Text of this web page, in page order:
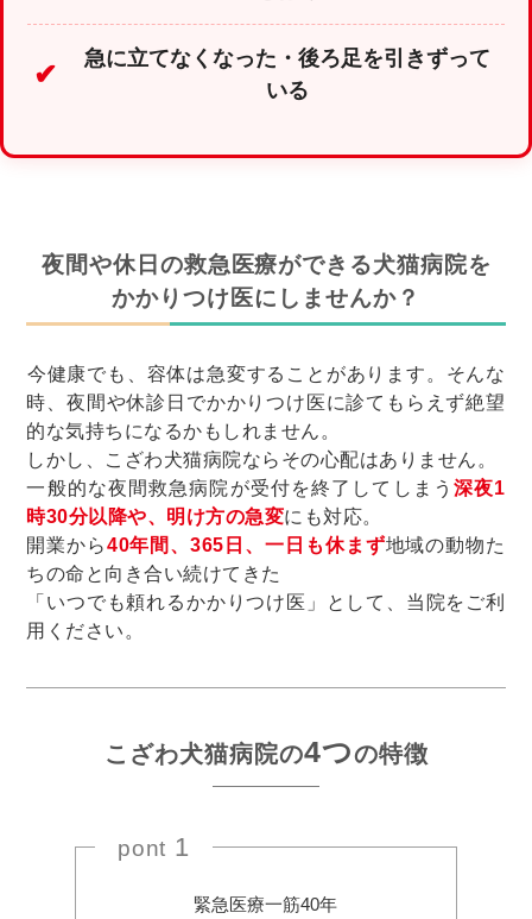
✔
急に立てなくなった・後ろ足を引きずって
いる
夜間や休日の救急医療ができる犬猫病院を
かかりつけ医にしませんか？
今健康でも、容体は急変することがあります。そんな
時、夜間や休診日でかかりつけ医に診てもらえず絶望
的な気持ちになるかもしれません。
しかし、こざわ犬猫病院ならその心配はありません。
一般的な夜間救急病院が受付を終了してしまう 深夜1
時30分以降や、明け方の急変にも対応。
開業から40年間、365日、一日も休まず地域の動物た
ちの命と向き合い続けてきた
「いつでも頼れるかかりつけ医」として、当院をご利
用ください。
こざわ犬猫病院の4つの特徴
pont 1
緊急医療一筋40年